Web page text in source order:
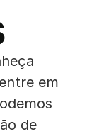
em
de